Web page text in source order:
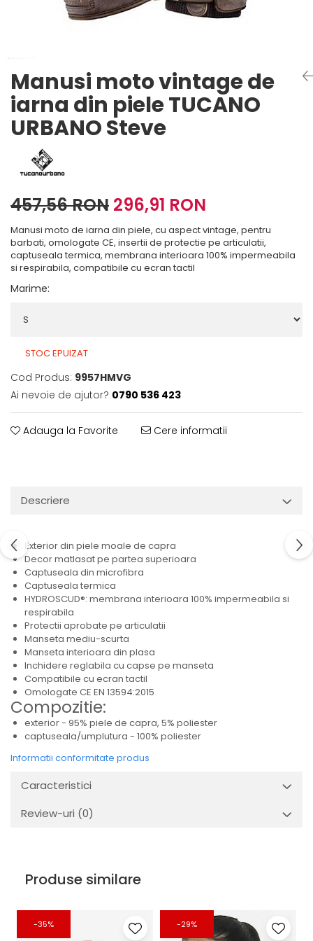
Imbracaminte Functionala
Ghete si Cizme
Protectii
GIRL POWER
Cadouri
Chei si butuci
Huse Moto
Accesorii moto
Deflectoare
Parbriz universal
Proiectoare
Cadouri
Geci si imbracaminte termica
Manusi moto vintage de
iarna din piele TUCANO
URBANO Steve
457,56 RON 296,91 RON
Manusi moto de iarna din piele, cu aspect vintage, pentru
barbati, omologate CE, insertii de protectie pe articulatii,
captuseala termica, membrana interioara 100% impermeabila
si respirabila, compatibile cu ecran tactil
Marime:
STOC EPUIZAT
Cod Produs: 9957HMVG
Ai nevoie de ajutor? 0790 536 423
Adauga la Favorite Cere informatii
Descriere
Exterior din piele moale de capra
Decor matlasat pe partea superioara
Captuseala din microfibra
Captuseala termica
HYDROSCUD®: membrana interioara 100% impermeabila si
respirabila
Protectii aprobate pe articulatii
Manseta mediu-scurta
Manseta interioara din plasa
Inchidere reglabila cu capse pe manseta
Compatibile cu ecran tactil
Omologate CE EN 13594:2015
Compozitie:
exterior - 95% piele de capra, 5% poliester
captuseala/umplutura - 100% poliester
Informatii conformitate produs
Caracteristici
Review-uri (0)
Produse similare
-35% -29%